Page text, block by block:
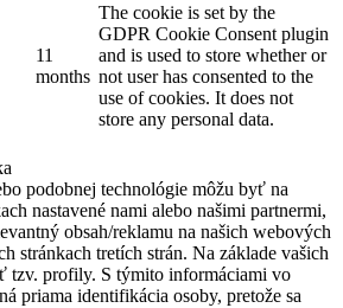
11
months
The cookie is set by the
GDPR Cookie Consent plugin
and is used to store whether or
not user has consented to the
use of cookies. It does not
store any personal data.
podobnej technológie môžu byť na
nastavené nami alebo našimi partnermi,
obsah/reklamu na našich webových
stránkach tretích strán. Na základe vašich
tzv. profily. S týmito informáciami vo
priama identifikácia osoby, pretože sa